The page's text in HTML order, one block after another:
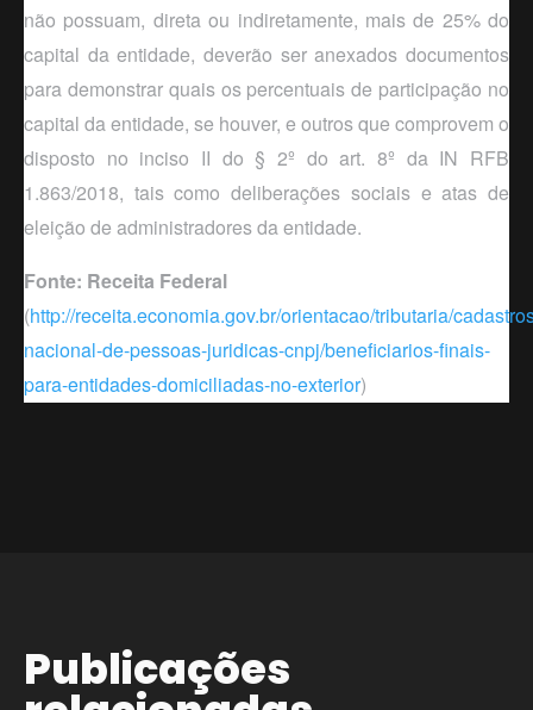
não possuam, direta ou indiretamente, mais de 25% do
capital da entidade, deverão ser anexados documentos
para demonstrar quais os percentuais de participação no
capital da entidade, se houver, e outros que comprovem o
disposto no inciso II do § 2º do art. 8º da IN RFB
1.863/2018, tais como deliberações sociais e atas de
eleição de administradores da entidade.
Fonte: Receita Federal
(http://receita.economia.gov.br/orientacao/tributaria/
nacional-de-pessoas-juridicas-cnpj/beneficiarios-finais-
para-entidades-domiciliadas-no-exterior)
Publicações